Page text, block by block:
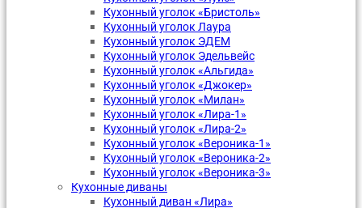
Кухонный уголок «Бристоль»
Кухонный уголок Лаура
Кухонный уголок ЭДЕМ
Кухонный уголок Эдельвейс
Кухонный уголок «Альгида»
Кухонный уголок «Джокер»
Кухонный уголок «Милан»
Кухонный уголок «Лира-1»
Кухонный уголок «Лира-2»
Кухонный уголок «Вероника-1»
Кухонный уголок «Вероника-2»
Кухонный уголок «Вероника-3»
Кухонные диваны
Кухонный диван «Лира»